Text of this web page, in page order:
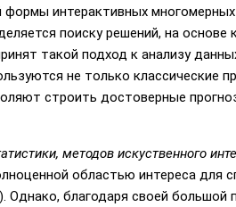
интерактивных
поиску решений, на
такой подход к анализу
не только классические
строить достоверные
методов искуственного
областью интереса для
Однако, благодаря своей